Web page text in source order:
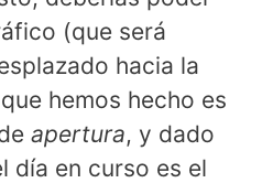
(que será
hacia la
hemos hecho es
apertura, y dado
día en curso es el